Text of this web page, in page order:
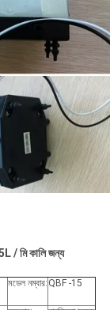
/ মি কালি জন্য
মডেল নম্বার: QBF -15